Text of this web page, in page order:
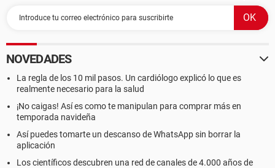
NOVEDADES
La regla de los 10 mil pasos. Un cardiólogo explicó lo que es
realmente necesario para la salud
¡No caigas! Así es como te manipulan para comprar más en
temporada navideña
Así puedes tomarte un descanso de WhatsApp sin borrar la
aplicación
Los científicos descubren una red de canales de 4.000 años de